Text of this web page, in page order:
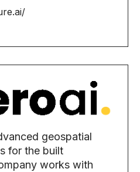
geospatial
for the built
works with